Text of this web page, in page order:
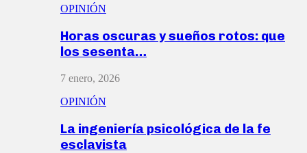
OPINIÓN
Horas oscuras y sueños rotos: que
los sesenta…
7 enero, 2026
OPINIÓN
La ingeniería psicológica de la fe
esclavista